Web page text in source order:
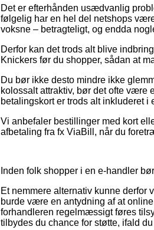
Det er efterhånden usædvanlig
følgelig har en hel del netshops
voksne – betragteligt, og endda
Derfor kan det trods alt blive
Knickers før du shopper, sådan at
Du bør ikke desto mindre ikke
kolossalt attraktiv, bør det ofte være
betalingskort er trods alt inkluderet
Vi anbefaler bestillinger med kort
afbetaling fra fx ViaBill, når du
Inden folk shopper i en e-handler
Et nemmere alternativ kunne
burde være en antydning af at
forhandleren regelmæssigt føres
tilbydes du chance for støtte, ifald